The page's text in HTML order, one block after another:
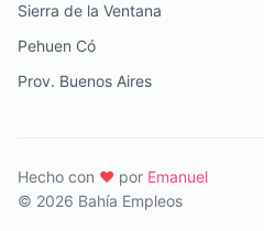
Sierra de la Ventana
Pehuen Có
Prov. Buenos Aires
Hecho con ♥️ por Emanuel
© 2026 Bahía Empleos